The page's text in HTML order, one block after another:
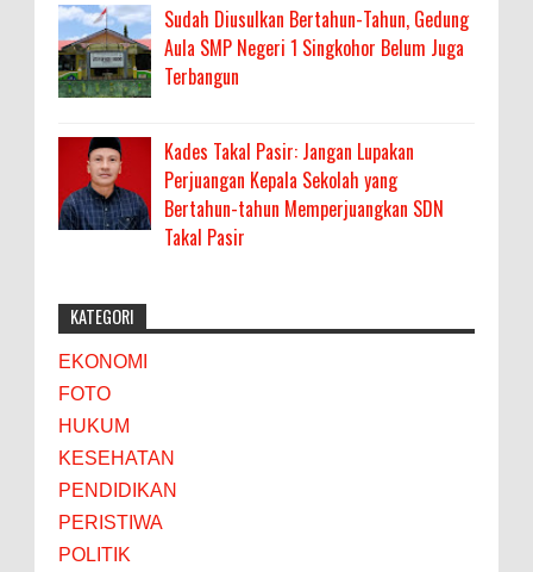
Sudah Diusulkan Bertahun-Tahun, Gedung
Aula SMP Negeri 1 Singkohor Belum Juga
Terbangun
Kades Takal Pasir: Jangan Lupakan
Perjuangan Kepala Sekolah yang
Bertahun-tahun Memperjuangkan SDN
Takal Pasir
KATEGORI
EKONOMI
FOTO
HUKUM
KESEHATAN
PENDIDIKAN
PERISTIWA
POLITIK